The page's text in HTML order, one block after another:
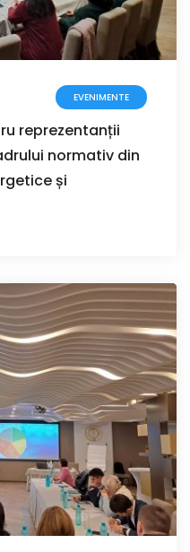
EVENIMENTE
reprezentanții
normativ din
și